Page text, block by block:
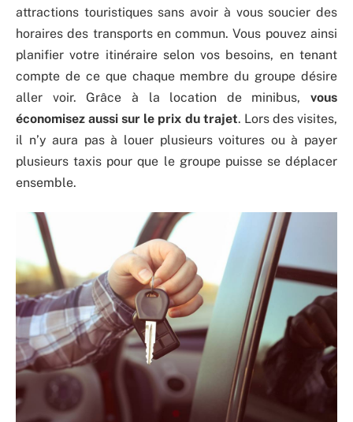
attractions touristiques sans avoir à vous soucier des
horaires des transports en commun. Vous pouvez ainsi
planifier votre itinéraire selon vos besoins, en tenant
compte de ce que chaque membre du groupe désire
aller voir. Grâce à la location de minibus, vous
économisez aussi sur le prix du trajet. Lors des visites,
il n’y aura pas à louer plusieurs voitures ou à payer
plusieurs taxis pour que le groupe puisse se déplacer
ensemble.